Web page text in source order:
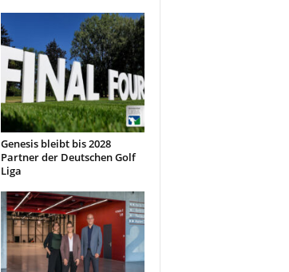
Genesis bleibt bis 2028
Partner der Deutschen Golf
Liga